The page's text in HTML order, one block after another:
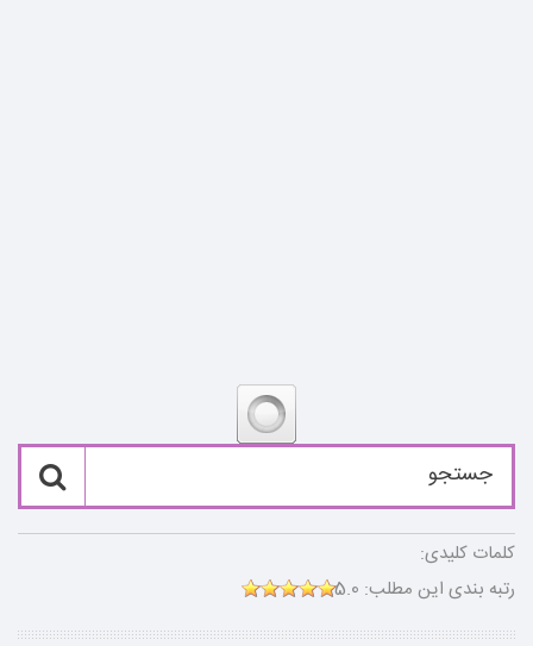
کلمات کلیدی:
رتبه بندی این مطلب: 5.0